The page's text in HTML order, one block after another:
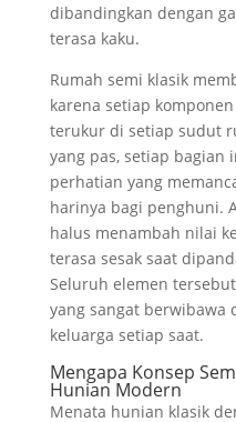
dibandingkan dengan
terasa kaku.
Rumah semi klasik
karena setiap
terukur di setiap sudut
yang pas, setiap
perhatian yang
harinya bagi penghuni.
halus menambah nilai
terasa sesak saat
Seluruh elemen
yang sangat berwibawa
keluarga setiap saat.
Mengapa Konsep
Hunian Modern
Menata hunian klasik